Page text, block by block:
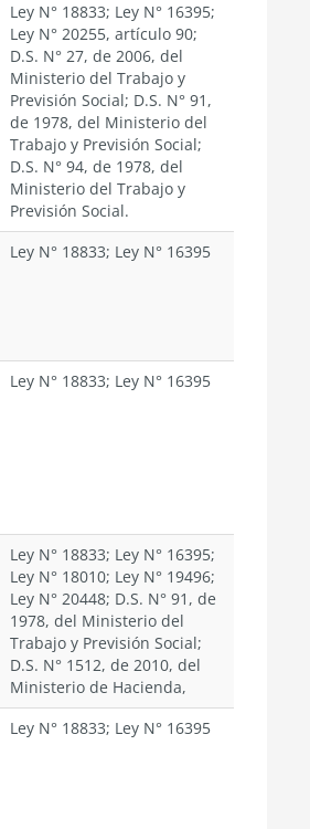
Ley N° 18833; Ley N° 16395;
Ley N° 20255, artículo 90;
D.S. N° 27, de 2006, del
Ministerio del Trabajo y
Previsión Social; D.S. N° 91,
de 1978, del Ministerio del
Trabajo y Previsión Social;
D.S. N° 94, de 1978, del
Ministerio del Trabajo y
Previsión Social.
Ley N° 18833; Ley N° 16395
Ley N° 18833; Ley N° 16395
Ley N° 18833; Ley N° 16395;
Ley N° 18010; Ley N° 19496;
Ley N° 20448; D.S. N° 91, de
1978, del Ministerio del
Trabajo y Previsión Social;
D.S. N° 1512, de 2010, del
Ministerio de Hacienda,
Ley N° 18833; Ley N° 16395